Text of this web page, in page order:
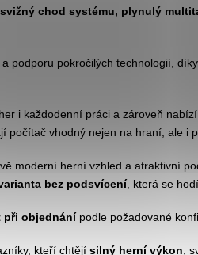
svižný chod systému, plynulý
a podporu pokročilých technologií,
i každodenní práci a zároveň
počítač vhodný nejen na hraní, ale i
moderní herní vzhled a atraktivní
bez podsvícení, která se
při objednánípodle požadované
kteří chtějí silný herní výkon ,